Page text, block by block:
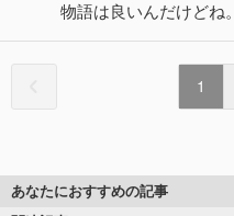
物語は良いんだけどね。
1
あなたにおすすめの記事